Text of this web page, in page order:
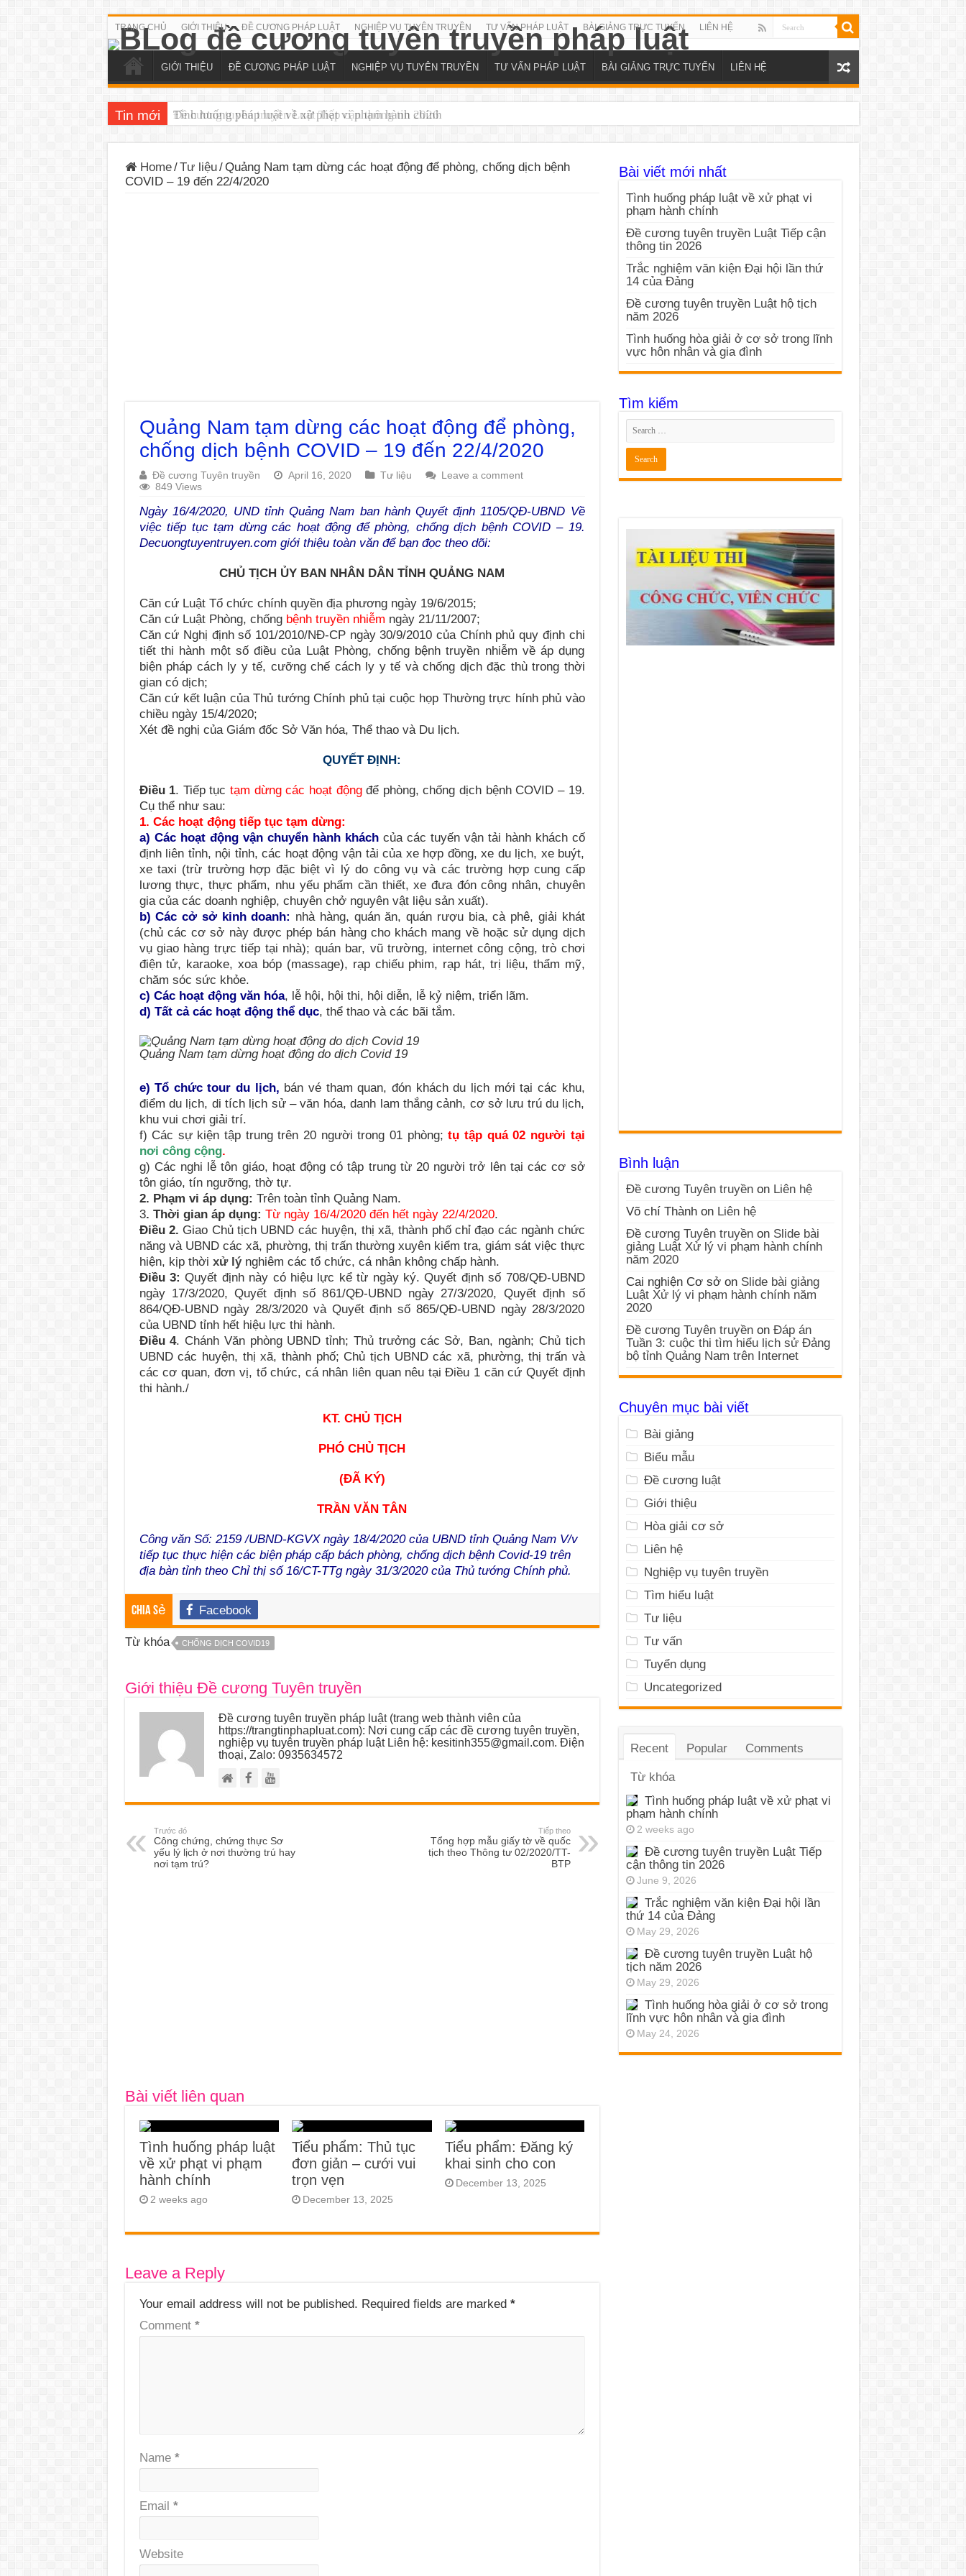
TRANG CHỦ GIỚI THIỆU ĐỀ CƯƠNG PHÁP LUẬT NGHIỆP VỤ TUYÊN TRUYỀN TƯ VẤN PHÁP LUẬT BÀI GIẢNG TRỰC TUYẾN LIÊN HỆ
GIỚI THIỆU ĐỀ CƯƠNG PHÁP LUẬT NGHIỆP VỤ TUYÊN TRUYỀN TƯ VẤN PHÁP LUẬT BÀI GIẢNG TRỰC TUYẾN LIÊN HỆ
Tin mới Đề cương tuyên truyền Luật Tiếp cận thông tin 2026
Home/Tư liệu/Quảng Nam tạm dừng các hoạt động để phòng, chống dịch bệnh
COVID – 19 đến 22/4/2020
Quảng Nam tạm dừng các hoạt động để phòng,
chống dịch bệnh COVID – 19 đến 22/4/2020
Đề cương Tuyên truyền April 16, 2020 Tư liệu
Leave a comment
849 Views
Ngày 16/4/2020, UND tỉnh Quảng Nam ban hành Quyết định 1105/QĐ-UBND Về
việc tiếp tục tạm dừng các hoạt động để phòng, chống dịch bệnh COVID – 19.
Decuongtuyentruyen.com giới thiệu toàn văn để bạn đọc theo dõi:
CHỦ TỊCH ỦY BAN NHÂN DÂN TỈNH QUẢNG NAM
Căn cứ Luật Tổ chức chính quyền địa phương ngày 19/6/2015;
Căn cứ Luật Phòng, chống bệnh truyền nhiễm ngày 21/11/2007;
Căn cứ Nghị định số 101/2010/NĐ-CP ngày 30/9/2010 của Chính phủ quy định chi
tiết thi hành một số điều của Luật Phòng, chống bệnh truyền nhiễm về áp dụng
biện pháp cách ly y tế, cưỡng chế cách ly y tế và chống dịch đặc thù trong thời
gian có dịch;
Căn cứ kết luận của Thủ tướng Chính phủ tại cuộc họp Thường trực hính phủ vào
chiều ngày 15/4/2020;
Xét đề nghị của Giám đốc Sở Văn hóa, Thể thao và Du lịch.
QUYẾT ĐỊNH:
Điều 1. Tiếp tục tạm dừng các hoạt động để phòng, chống dịch bệnh COVID – 19.
Cụ thể như sau:
1. Các hoạt động tiếp tục tạm dừng:
a) Các hoạt động vận chuyển hành kháchcủa các tuyến vận tải hành khách cố
định liên tỉnh, nội tỉnh, các hoạt động vận tải của xe hợp đồng, xe du lịch, xe buýt,
xe taxi (trừ trường hợp đặc biệt vì lý do công vụ và các trường hợp cung cấp
lương thực, thực phẩm, nhu yếu phẩm cần thiết, xe đưa đón công nhân, chuyên
gia của các doanh nghiệp, chuyên chở nguyên vật liệu sản xuất).
b) Các cở sở kinh doanh: nhà hàng, quán ăn, quán rượu bia, cà phê, giải khát
(chủ các cơ sở này được phép bán hàng cho khách mang về hoặc sử dụng dịch
vụ giao hàng trực tiếp tại nhà); quán bar, vũ trường, internet công cộng, trò chơi
điện tử, karaoke, xoa bóp (massage), rạp chiếu phim, rạp hát, trị liệu, thẩm mỹ,
chăm sóc sức khỏe.
c) Các hoạt động văn hóa, lễ hội, hội thi, hội diễn, lễ kỷ niệm, triển lãm.
d) Tất cả các hoạt động thể dục, thể thao và các bãi tắm.
Quảng Nam tạm dừng hoạt động do dịch Covid 19
e) Tổ chức tour du lịch, bán vé tham quan, đón khách du lịch mới tại các khu,
điểm du lịch, di tích lịch sử – văn hóa, danh lam thắng cảnh, cơ sở lưu trú du lịch,
khu vui chơi giải trí.
f) Các sự kiện tập trung trên 20 người trong 01 phòng;tụ tập quá 02 người tại
nơi công cộng.
g) Các nghi lễ tôn giáo, hoạt động có tập trung từ 20 người trở lên tại các cơ sở
tôn giáo, tín ngưỡng, thờ tự.
2. Phạm vi áp dụng: Trên toàn tỉnh Quảng Nam.
3. Thời gian áp dụng: Từ ngày 16/4/2020 đến hết ngày 22/4/2020.
Điều 2. Giao Chủ tịch UBND các huyện, thị xã, thành phố chỉ đạo các ngành chức
năng và UBND các xã, phường, thị trấn thường xuyên kiểm tra, giám sát việc thực
hiện, kịp thời xử lýnghiêm các tổ chức, cá nhân không chấp hành.
Điều 3:Quyết định này có hiệu lực kể từ ngày ký. Quyết định số 708/QĐ-UBND
ngày 17/3/2020, Quyết định số 861/QĐ-UBND ngày 27/3/2020, Quyết định số
864/QĐ-UBND ngày 28/3/2020 và Quyết định số 865/QĐ-UBND ngày 28/3/2020
của UBND tỉnh hết hiệu lực thi hành.
Điều 4. Chánh Văn phòng UBND tỉnh; Thủ trưởng các Sở, Ban, ngành; Chủ tịch
UBND các huyện, thị xã, thành phố; Chủ tịch UBND các xã, phường, thị trấn và
các cơ quan, đơn vị, tổ chức, cá nhân liên quan nêu tại Điều 1 căn cứ Quyết định
thi hành./
KT. CHỦ TỊCH
PHÓ CHỦ TỊCH
(ĐÃ KÝ)
TRẦN VĂN TÂN
Công văn Số: 2159 /UBND-KGVX ngày 18/4/2020 của UBND tỉnh Quảng Nam V/v
tiếp tục thực hiện các biện pháp cấp bách phòng, chống dịch bệnh Covid-19 trên
địa bàn tỉnh theo Chỉ thị số 16/CT-TTg ngày 31/3/2020 của Thủ tướng Chính phủ.
Chia sẻ Facebook
Từ khóa CHỐNG DỊCH COVID19
Giới thiệu Đề cương Tuyên truyền
Đề cương tuyên truyền pháp luật (trang web thành viên của
https://trangtinphapluat.com): Nơi cung cấp các đề cương tuyên truyền,
nghiệp vụ tuyên truyền pháp luật Liên hệ: kesitinh355@gmail.com. Điện
thoại, Zalo: 0935634572
Trước đó
Công chứng, chứng thực Sơ
yếu lý lịch ở nơi thường trú hay
nơi tạm trú?
Tiếp theo
Tổng hợp mẫu giấy tờ về quốc
tịch theo Thông tư 02/2020/TT-
BTP
Bài viết liên quan
Tình huống pháp luật
về xử phạt vi phạm
hành chính
2 weeks ago
Tiểu phẩm: Thủ tục
đơn giản – cưới vui
trọn vẹn
December 13, 2025
Tiểu phẩm: Đăng ký
khai sinh cho con
December 13, 2025
Leave a Reply
Your email address will not be published. Required fields are marked *
Comment *
Name *
Email *
Website
Bài viết mới nhất
Tình huống pháp luật về xử phạt vi
phạm hành chính
Đề cương tuyên truyền Luật Tiếp cận
thông tin 2026
Trắc nghiệm văn kiện Đại hội lần thứ
14 của Đảng
Đề cương tuyên truyền Luật hộ tịch
năm 2026
Tình huống hòa giải ở cơ sở trong lĩnh
vực hôn nhân và gia đình
Tìm kiếm
Bình luận
Đề cương Tuyên truyềnon Liên hệ
Võ chí Thànhon Liên hệ
Đề cương Tuyên truyềnon Slide bài
giảng Luật Xử lý vi phạm hành chính
năm 2020
Cai nghiện Cơ sởon Slide bài giảng
Luật Xử lý vi phạm hành chính năm
2020
Đề cương Tuyên truyềnon Đáp án
Tuần 3: cuộc thi tìm hiểu lịch sử Đảng
bộ tỉnh Quảng Nam trên Internet
Chuyên mục bài viết
Bài giảng
Biểu mẫu
Đề cương luật
Giới thiệu
Hòa giải cơ sở
Liên hệ
Nghiệp vụ tuyên truyền
Tìm hiểu luật
Tư liệu
Tư vấn
Tuyển dụng
Uncategorized
Recent Popular Comments
Từ khóa
Tình huống pháp luật về xử phạt vi
phạm hành chính
2 weeks ago
Đề cương tuyên truyền Luật Tiếp
cận thông tin 2026
June 9, 2026
Trắc nghiệm văn kiện Đại hội lần
thứ 14 của Đảng
May 29, 2026
Đề cương tuyên truyền Luật hộ
tịch năm 2026
May 29, 2026
Tình huống hòa giải ở cơ sở trong
lĩnh vực hôn nhân và gia đình
May 24, 2026